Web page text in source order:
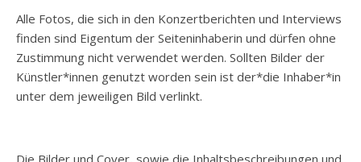
Alle Fotos, die sich in den Konzertberichten und Interviews
finden sind Eigentum der Seiteninhaberin und dürfen ohne
Zustimmung nicht verwendet werden. Sollten Bilder der
Künstler*innen genutzt worden sein ist der*die Inhaber*in
unter dem jeweiligen Bild verlinkt.
Die Bilder und Cover, sowie die Inhaltsbeschreibungen und